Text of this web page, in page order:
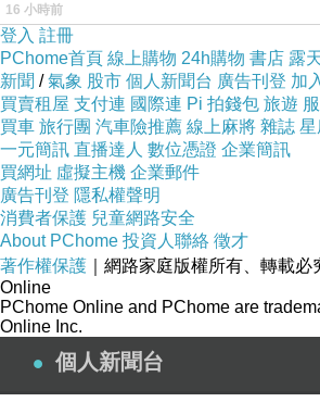
於工作和休
閒的Casual
Smart
Look，猶如
半正式的兩
顆釦西裝外
套搭配窄管
水洗單寧
褲，內搭Y字
領帶釦長袖
棉衫，遊走
16 小時前
登入 註冊
PChome首頁 線上購物 24h購物 書店 露
新聞 /氣象 股市 個人新聞台 廣告刊登 加
買賣租屋 支付連 國際連 Pi 拍錢包 旅遊
買車 旅行團 汽車險推薦 線上麻將 雜誌 星
一元簡訊 直播達人 數位憑證 企業簡訊
買網址 虛擬主機 企業郵件
廣告刊登 隱私權聲明
消費者保護 兒童網路安全
About PChome 投資人聯絡 徵才
著作權保護 ｜網路家庭版權所有、轉載必
Online
PChome Online and PChome are
Online Inc.
個人新聞台